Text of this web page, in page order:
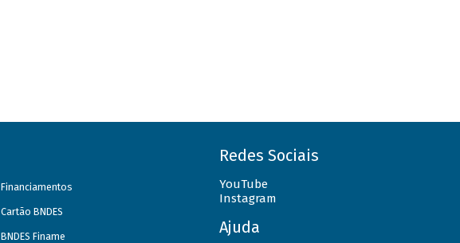
Financiamentos
Cartão BNDES
BNDES Finame
Redes Sociais
YouTube
Instagram
Ajuda